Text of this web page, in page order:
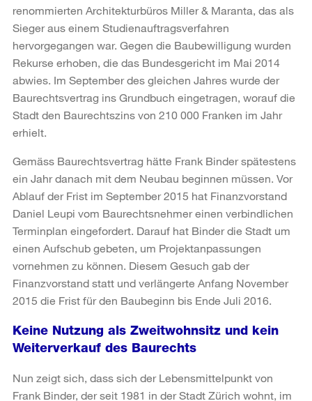
renommierten Architekturbüros Miller & Maranta, das als
Sieger aus einem Studienauftragsverfahren
hervorgegangen war. Gegen die Baubewilligung wurden
Rekurse erhoben, die das Bundesgericht im Mai 2014
abwies. Im September des gleichen Jahres wurde der
Baurechtsvertrag ins Grundbuch eingetragen, worauf die
Stadt den Baurechtszins von 210 000 Franken im Jahr
erhielt.
Gemäss Baurechtsvertrag hätte Frank Binder spätestens
ein Jahr danach mit dem Neubau beginnen müssen. Vor
Ablauf der Frist im September 2015 hat Finanzvorstand
Daniel Leupi vom Baurechtsnehmer einen verbindlichen
Terminplan eingefordert. Darauf hat Binder die Stadt um
einen Aufschub gebeten, um Projektanpassungen
vornehmen zu können. Diesem Gesuch gab der
Finanzvorstand statt und verlängerte Anfang November
2015 die Frist für den Baubeginn bis Ende Juli 2016.
Keine Nutzung als Zweitwohnsitz und kein
Weiterverkauf des Baurechts
Nun zeigt sich, dass sich der Lebensmittelpunkt von
Frank Binder, der seit 1981 in der Stadt Zürich wohnt, im